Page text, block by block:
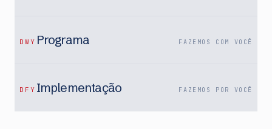
DWY Programa FAZEMOS COM VOCÊ
DFY Implementação FAZEMOS POR VOCÊ